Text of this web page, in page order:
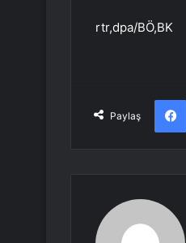
rtr,dpa/BÖ,BK
Paylaş